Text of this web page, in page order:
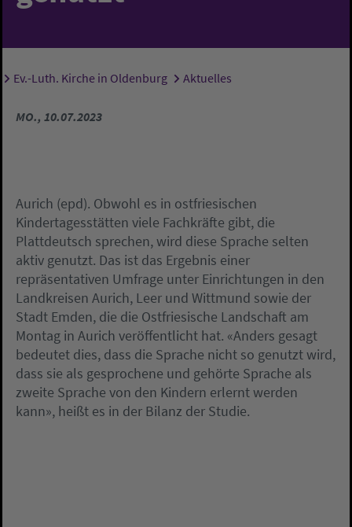
Sie sind hier:
Ev.-Luth. Kirche in Oldenburg Aktuelles
MO., 10.07.2023
Aurich (epd). Obwohl es in ostfriesischen
Kindertagesstätten viele Fachkräfte gibt, die
Plattdeutsch sprechen, wird diese Sprache selten
aktiv genutzt. Das ist das Ergebnis einer
repräsentativen Umfrage unter Einrichtungen in den
Landkreisen Aurich, Leer und Wittmund sowie der
Stadt Emden, die die Ostfriesische Landschaft am
Montag in Aurich veröffentlicht hat. «Anders gesagt
bedeutet dies, dass die Sprache nicht so genutzt wird,
dass sie als gesprochene und gehörte Sprache als
zweite Sprache von den Kindern erlernt werden
kann», heißt es in der Bilanz der Studie.